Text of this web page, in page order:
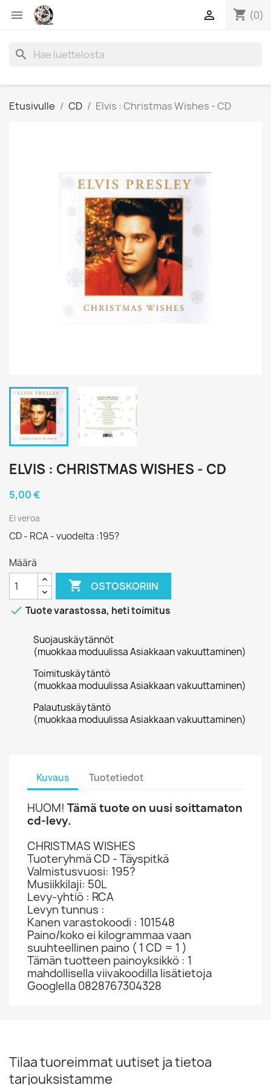
 shopping_cart (0)

search
Etusivulle CD Elvis : Christmas Wishes - CD
ELVIS : CHRISTMAS WISHES - CD
5,00 €
Ei veroa
CD - RCA - vuodelta :195?
Määrä
 OSTOSKORIIN
 Tuote varastossa, heti toimitus
Suojauskäytännöt
(muokkaa moduulissa Asiakkaan vakuuttaminen)
Toimituskäytäntö
(muokkaa moduulissa Asiakkaan vakuuttaminen)
Palautuskäytäntö
(muokkaa moduulissa Asiakkaan vakuuttaminen)
Kuvaus Tuotetiedot
HUOM! Tämä tuote on uusi soittamaton
cd-levy.
CHRISTMAS WISHES
Tuoteryhmä CD - Täyspitkä
Valmistusvuosi: 195?
Musiikkilaji: 50L
Levy-yhtiö : RCA
Levyn tunnus :
Kanen varastokoodi : 101548
Paino/koko ei kilogrammaa vaan
suuhteellinen paino ( 1 CD = 1 )
Tämän tuotteen painoyksikkö : 1
mahdollisella viivakoodilla lisätietoja
Googlella 0828767304328
Tilaa tuoreimmat uutiset ja tietoa
tarjouksistamme